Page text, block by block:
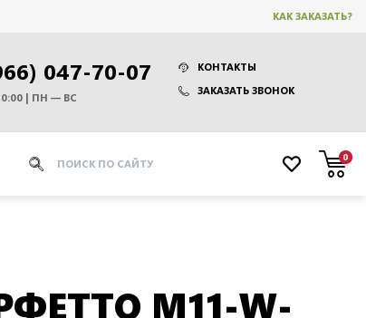
КАК ЗАКАЗАТЬ?
047-70-07
КОНТАКТЫ
ЗАКАЗАТЬ ЗВОНОК
| ПН — ВС
0
M11-W-